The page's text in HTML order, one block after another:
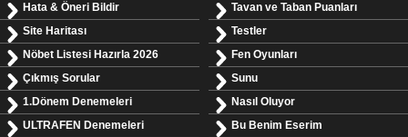
Hata & Öneri Bildir
Site Haritası
Nöbet Listesi Hazırla 2026
Çıkmış Sorular
1.Dönem Denemeleri
ULTRAFEN Denemeleri
Tavan ve Taban Puanları
Testler
Fen Oyunları
Sunu
Nasıl Oluyor
Bu Benim Eserim